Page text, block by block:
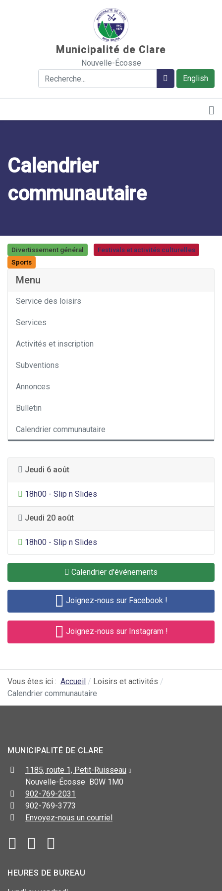
Municipalité de Clare
Nouvelle-Écosse
English
Rechercher Rechercher
Calendrier
communautaire
Catégorie
Divertissement général
Festivals et activités culturelles
Sports
Menu
Service des loisirs
Services
Activités et inscription
Subventions
Annonces
Bulletin
Calendrier communautaire
Jeudi 6 août
Divertissement général
18h00 - Slip n Slides
Jeudi 20 août
Divertissement général
18h00 - Slip n Slides
Calendrier d'événements
Joignez-nous sur Facebook !
Joignez-nous sur Instagram !
Vous êtes ici : Accueil
Loisirs et activités
Calendrier communautaire
MUNICIPALITÉ DE CLARE
1185, route 1, Petit-Ruisseau
Nouvelle-Écosse B0W 1M0
902-769-2031
902-769-3773
Envoyez-nous un courriel
HEURES DE BUREAU